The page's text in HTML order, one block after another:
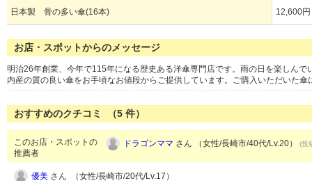
日本製 骨の多い傘(16本) 12,600
お店・スポットからのメッセージ
明治26年創業、今年で115年になる歴史ある洋傘専門店です。雨の日を楽しん
内産の質の良い傘をお手頃なお値段からご提供しています。ご購入いただいた
おすすめのクチコミ （5 件）
このお店・スポットの
推薦者
ドラゴンママ さん （女性/長崎市/40代/Lv.20） (投
優美 さん （女性/長崎市/20代/Lv.17）